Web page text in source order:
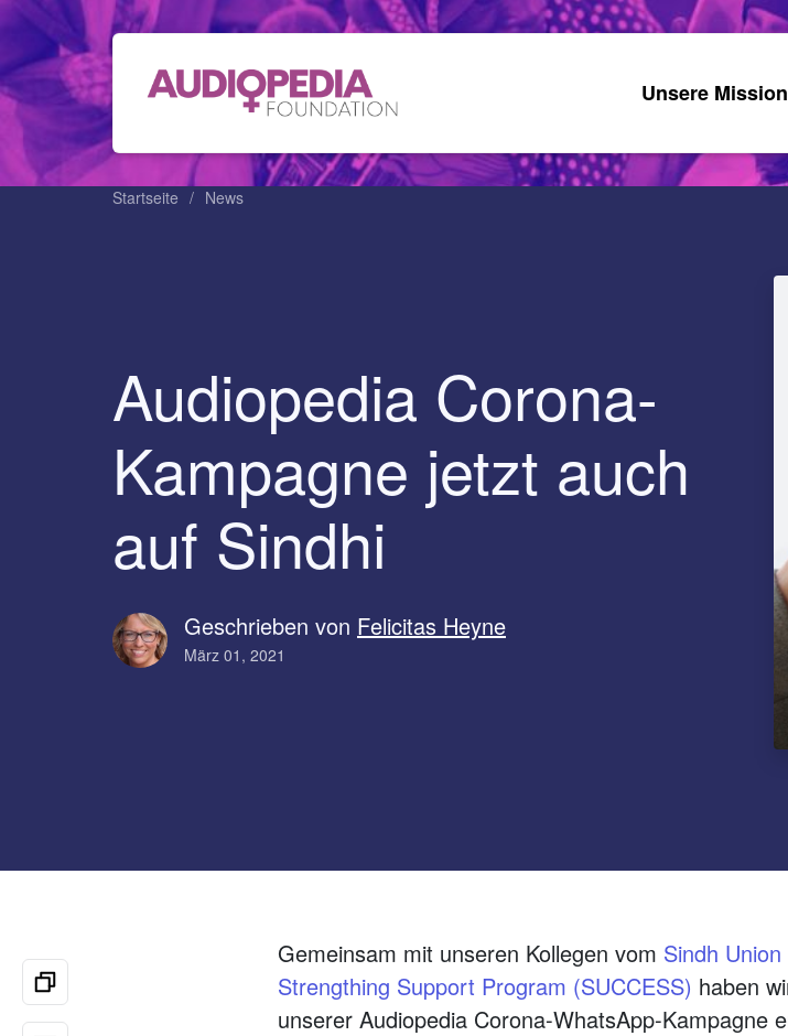
Unsere Mission
Startseite News
Audiopedia Corona-
Kampagne jetzt auch
auf Sindhi
Geschrieben von Felicitas Heyne
März 01, 2021
Gemeinsam mit unseren Kollegen vom Sindh
Strengthing Support Program (SUCCESS) haben
unserer Audiopedia Corona-WhatsApp-Kampagne